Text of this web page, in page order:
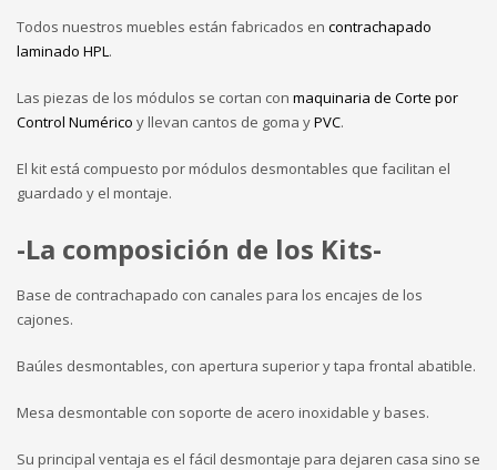
Todos nuestros muebles están fabricados en contrachapado
laminado HPL .
Las piezas de los módulos se cortan con maquinaria de Corte por
Control Numérico y llevan cantos de goma yPVC.
El kit está compuesto por módulos desmontables que facilitan el
guardado y el montaje.
-La composición de los Kits-
Base de contrachapado con canales para los encajes de los
cajones.
Baúles desmontables, con apertura superior y tapa frontal abatible.
Mesa desmontable con soporte de acero inoxidable y bases.
Su principal ventaja es el fácil desmontaje para dejaren casa sino se